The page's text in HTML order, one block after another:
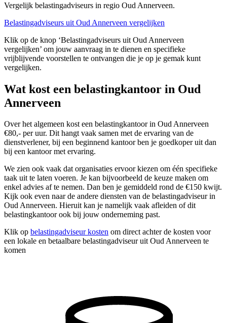
Vergelijk belastingadviseurs in regio Oud Annerveen.
Belastingadviseurs uit Oud Annerveen vergelijken
Klik op de knop ‘Belastingadviseurs uit Oud Annerveen
vergelijken’ om jouw aanvraag in te dienen en specifieke
vrijblijvende voorstellen te ontvangen die je op je gemak kunt
vergelijken.
Wat kost een belastingkantoor in Oud
Annerveen
Over het algemeen kost een belastingkantoor in Oud Annerveen
€80,- per uur. Dit hangt vaak samen met de ervaring van de
dienstverlener, bij een beginnend kantoor ben je goedkoper uit dan
bij een kantoor met ervaring.
We zien ook vaak dat organisaties ervoor kiezen om één specifieke
taak uit te laten voeren. Je kan bijvoorbeeld de keuze maken om
enkel advies af te nemen. Dan ben je gemiddeld rond de €150 kwijt.
Kijk ook even naar de andere diensten van de belastingadviseur in
Oud Annerveen. Hieruit kan je namelijk vaak afleiden of dit
belastingkantoor ook bij jouw onderneming past.
Klik op belastingadviseur kosten om direct achter de kosten voor
een lokale en betaalbare belastingadviseur uit Oud Annerveen te
komen